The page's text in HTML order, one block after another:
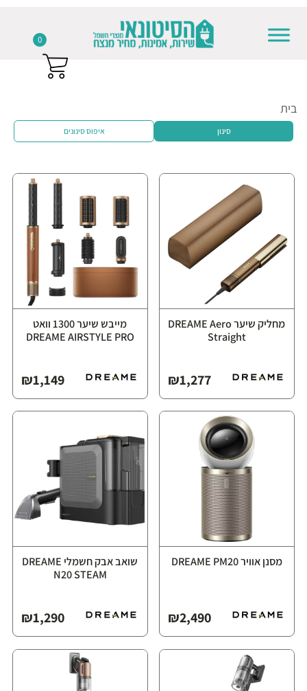
בית
סינון איפוס סינונים
מחליק שיער ⁦DREAME Aero
Straight⁩
₪1,277
מייבש שיער ‏1300 וואט
₪1,149
מסנן אוויר ⁦DREAME PM20⁩
₪2,490
שואב אבק חשמלי ⁦DREAME
N20 STEAM⁩
₪1,290
0